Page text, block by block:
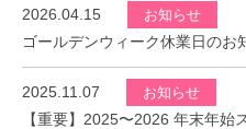
2026.04.15 お知らせ
ゴールデンウィーク休業日のお
2025.11.07 お知らせ
【重要】2025〜2026 年末年始